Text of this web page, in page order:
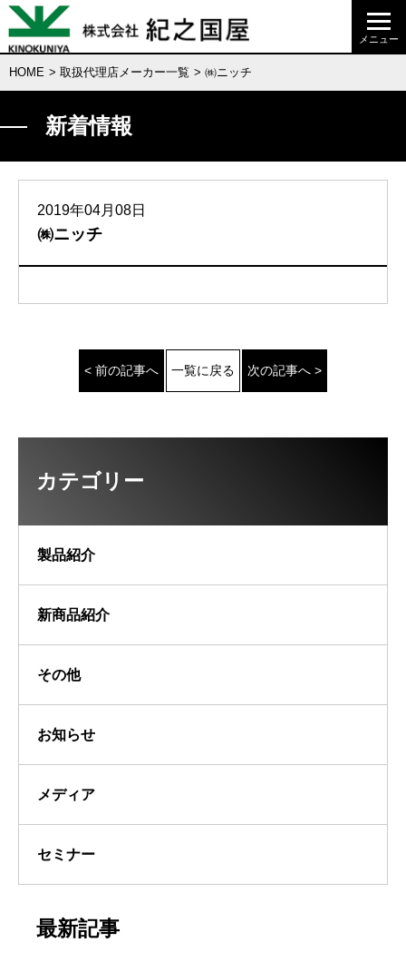
HOME > 取扱代理店メーカー一覧 > ㈱ニッチ
新着情報
2019年04月08日
㈱ニッチ
< 前の記事へ 一覧に戻る 次の記事へ >
カテゴリー
製品紹介
新商品紹介
その他
お知らせ
メディア
セミナー
最新記事